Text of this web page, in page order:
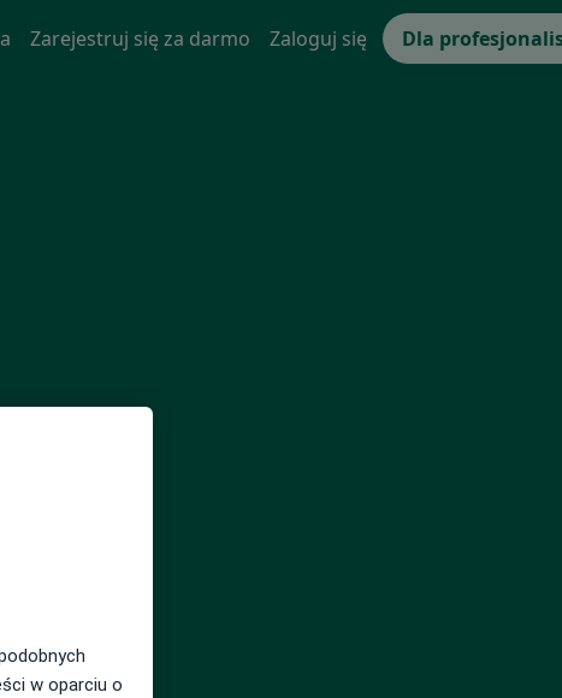
Zarejestruj się za darmo Zaloguj się Dla
w oparciu o